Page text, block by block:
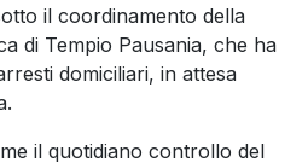
il coordinamento della
di Tempio Pausania, che ha
domiciliari, in attesa
il quotidiano controllo del